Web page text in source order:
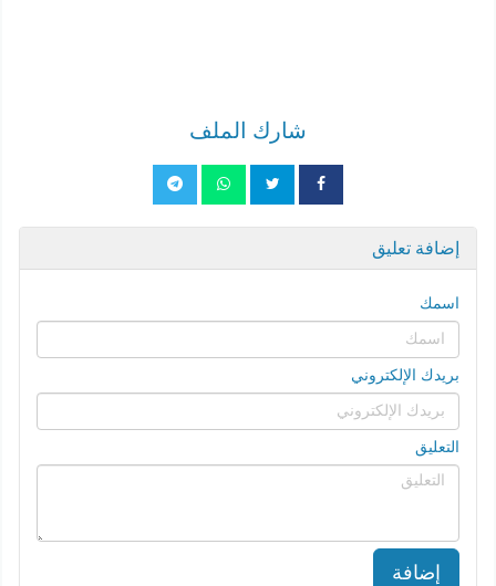
شارك الملف
إضافة تعليق
اسمك
بريدك الإلكتروني
التعليق
إضافة